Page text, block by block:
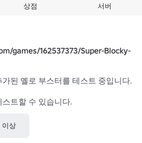
상점 서버
games/162537373/Super-Blocky-
된 옐로 부스터를 테스트 중입니다.
트할 수 있습니다.
이상